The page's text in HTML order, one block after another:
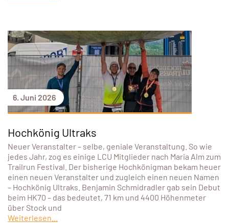
6. Juni 2026
Hochkönig Ultraks
Neuer Veranstalter – selbe, geniale Veranstaltung. So wie
jedes Jahr, zog es einige LCU Mitglieder nach Maria Alm zum
Trailrun Festival. Der bisherige Hochkönigman bekam heuer
einen neuen Veranstalter und zugleich einen neuen Namen
– Hochkönig Ultraks. Benjamin Schmidradler gab sein Debut
beim HK70 – das bedeutet, 71 km und 4400 Höhenmeter
über Stock und
Weiterlesen...